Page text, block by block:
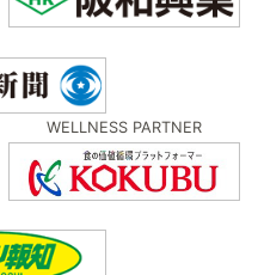
WELLNESS PARTNER